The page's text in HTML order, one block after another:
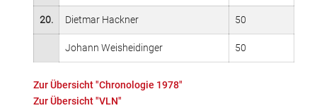
20. Dietmar Hackner 50
Johann Weisheidinger 50
Zur Übersicht "Chronologie 1978"
Zur Übersicht "VLN"